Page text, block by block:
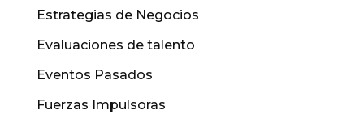
Estrategias de Negocios
Evaluaciones de talento
Eventos Pasados
Fuerzas Impulsoras